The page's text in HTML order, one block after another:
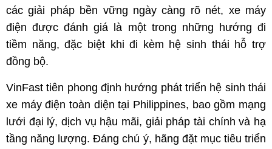
các giải pháp bền vững ngày càng rõ nét, xe máy
điện được đánh giá là một trong những hướng đi
tiềm năng, đặc biệt khi đi kèm hệ sinh thái hỗ trợ
đồng bộ.
VinFast tiên phong định hướng phát triển hệ sinh thái
xe máy điện toàn diện tại Philippines, bao gồm mạng
lưới đại lý, dịch vụ hậu mãi, giải pháp tài chính và hạ
tầng năng lượng. Đáng chú ý, hãng đặt mục tiêu triển